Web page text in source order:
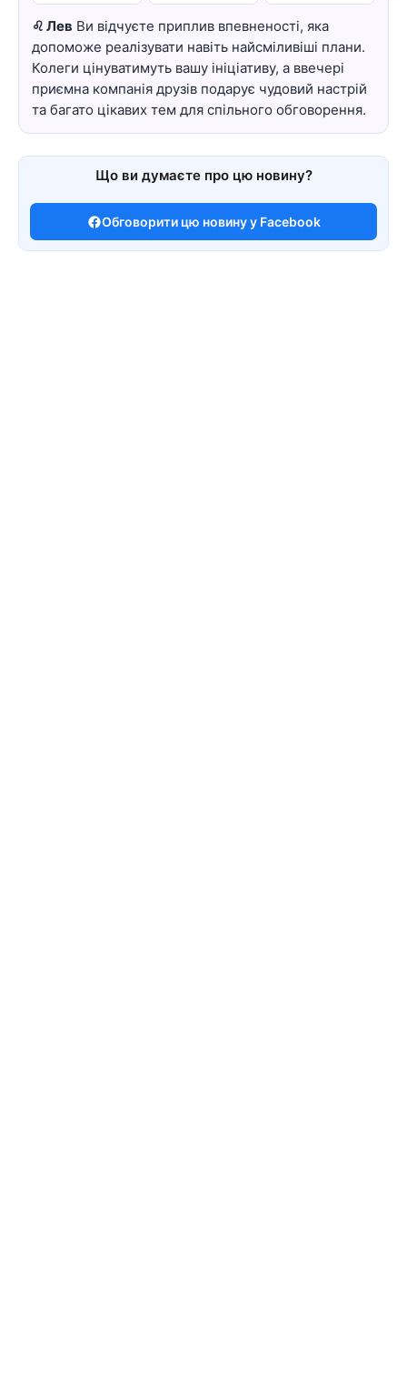
♌ Лев Ви відчуєте приплив впевненості, яка
допоможе реалізувати навіть найсміливіші плани.
Колеги цінуватимуть вашу ініціативу, а ввечері
приємна компанія друзів подарує чудовий настрій
та багато цікавих тем для спільного обговорення.
Що ви думаєте про цю новину?
Обговорити цю новину у Facebook